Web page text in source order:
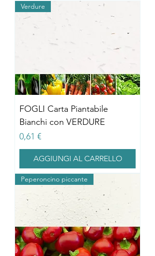
Verdure
FOGLI Carta Piantabile
Bianchi con VERDURE
Prezzo
0,61 €
AGGIUNGI AL CARRELLO
Peperoncino piccante